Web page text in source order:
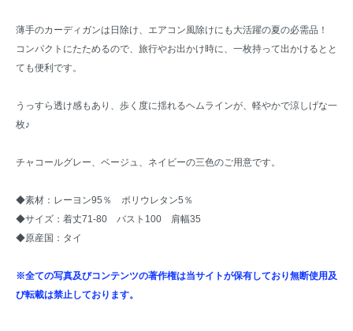
薄手のカーディガンは日除け、エアコン風除けにも大活躍の夏の必需品！
コンパクトにたためるので、旅行やお出かけ時に、一枚持って出かけるとと
ても便利です。
うっすら透け感もあり、歩く度に揺れるヘムラインが、軽やかで涼しげな一
枚♪
チャコールグレー、ベージュ、ネイビーの三色のご用意です。
◆素材：レーヨン95％ ポリウレタン5％
◆サイズ：着丈71-80 バスト100 肩幅35
◆原産国：タイ
※全ての写真及びコンテンツの著作権は当サイトが保有しており無断使用及
び転載は禁止しております。